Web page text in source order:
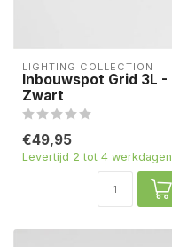
LIGHTING COLLECTION
Inbouwspot Grid 3L -
Zwart
€49,95
Levertijd 2 tot 4 werkdagen